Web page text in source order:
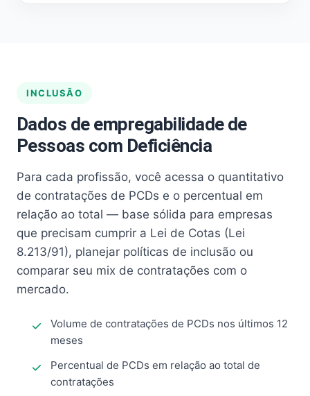
INCLUSÃO
Dados de empregabilidade de
Pessoas com Deficiência
Para cada profissão, você acessa o quantitativo
de contratações de PCDs e o percentual em
relação ao total — base sólida para empresas
que precisam cumprir a Lei de Cotas (Lei
8.213/91), planejar políticas de inclusão ou
comparar seu mix de contratações com o
mercado.
Volume de contratações de PCDs nos últimos 12
meses
Percentual de PCDs em relação ao total de
contratações